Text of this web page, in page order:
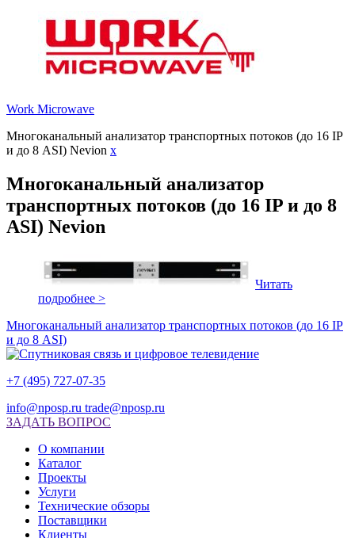
Work Microwave
Многоканальный анализатор транспортных потоков (до 16 IP
и до 8 ASI) Nevion x
Многоканальный анализатор
транспортных потоков (до 16 IP и до 8
ASI) Nevion
Читать
подробнее >
Многоканальный анализатор транспортных потоков (до 16 IP
и до 8 ASI)
+7 (495) 727-07-35
info@nposp.ru trade@nposp.ru
ЗАДАТЬ ВОПРОС
О компании
Каталог
Проекты
Услуги
Технические обзоры
Поставщики
Клиенты